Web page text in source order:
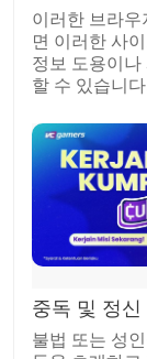
이러한 브라
면 이러한 사
정보 도용이나
할 수 있습니
중독 및 정신
불법 또는 성